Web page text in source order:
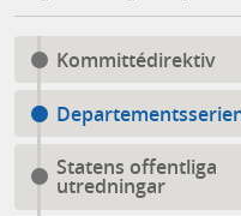
Kommittédirektiv
Statens offentliga
utredningar